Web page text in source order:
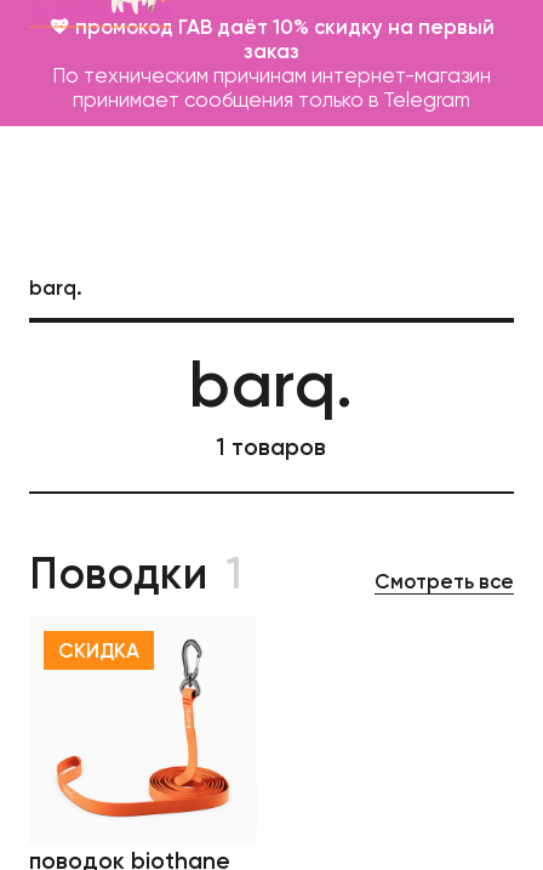
💖 промокод ГАВ даёт 10% скидку на первый
заказ
По техническим причинам интернет-магазин
принимает сообщения только в Telegram
barq.
barq.
1 товаров
Поводки 1 Смотреть все
СКИДКА
поводок biothane